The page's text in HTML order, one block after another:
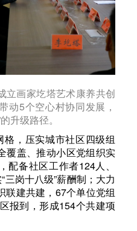
立画家圪塔艺术康养共创
动5个空心村协同发展，
升级路径。
，压实城市社区四级组
覆盖、推动小区党组织实
配备社区工作者124人、
岗十八级”薪酬制；大力
联建共建，67个单位党组
报到，形成154个共建项